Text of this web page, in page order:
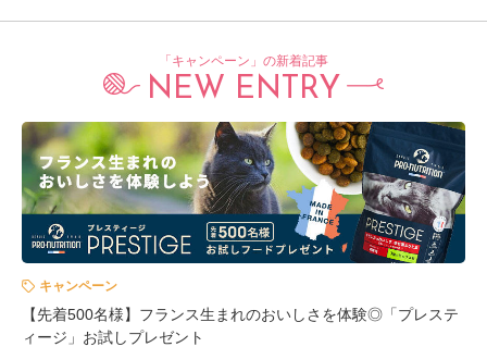
「キャンペーン」の新着記事
NEW ENTRY
キャンペーン
【先着500名様】フランス生まれのおいしさを体験◎「プレステ
ィージ」お試しプレゼント